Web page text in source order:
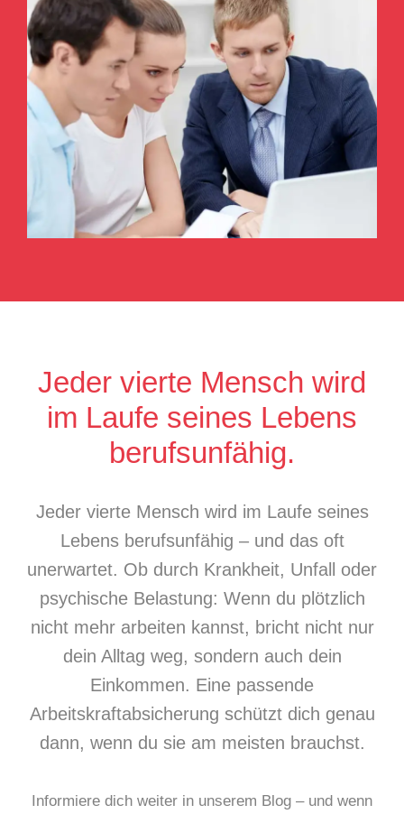
Jeder vierte Mensch wird
im Laufe seines Lebens
berufsunfähig.
Jeder vierte Mensch wird im Laufe seines
Lebens berufsunfähig – und das oft
unerwartet. Ob durch Krankheit, Unfall oder
psychische Belastung: Wenn du plötzlich
nicht mehr arbeiten kannst, bricht nicht nur
dein Alltag weg, sondern auch dein
Einkommen. Eine passende
Arbeitskraftabsicherung schützt dich genau
dann, wenn du sie am meisten brauchst.
Informiere dich weiter in unserem Blog – und wenn